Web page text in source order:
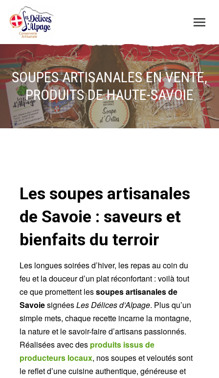
SOUPES ARTISANALES EN VENTE,
PRODUITS DE HAUTE-SAVOIE
Les soupes artisanales
de Savoie : saveurs et
bienfaits du terroir
Les longues soirées d’hiver, les repas au coin du
feu et la douceur d’un plat réconfortant : voilà tout
ce que promettent lessoupes artisanales de
SavoiesignéesLes Délices d’Alpage. Plus qu’un
simple mets, chaque recette incarne la montagne,
la nature et le savoir-faire d’artisans passionnés.
Réalisées avec des produits issus de
producteurs locaux, nos soupes et veloutés sont
le reflet d’une cuisine authentique, généreuse et